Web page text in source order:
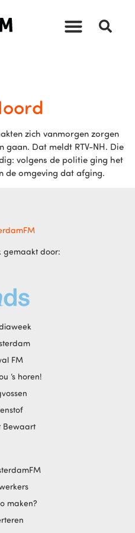
zich vanmorgen zorgen
gaan. Dat meldt RTV-NH. Die
volgens de politie ging het
de omgeving dat afging.
gemaakt door:
FM
‘s horen!
Bewaart
maken?